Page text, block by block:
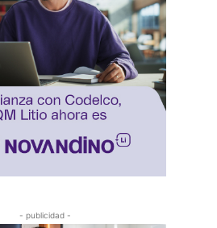
- publicidad -